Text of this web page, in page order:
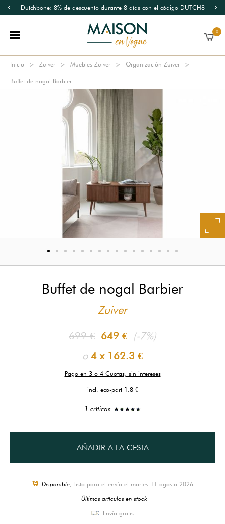
Dutchbone: 8% de descuento durante 8 días con el código DUTCH8
0
Inicio Zuiver Muebles Zuiver Organización Zuiver
Buffet de nogal Barbier
Buffet de nogal Barbier
Zuiver
699 € 649 € (-7%)
o4 x 162.3 €
Pago en 3 o 4 Cuotas, sin intereses
incl. eco-part 1.8 €
1 críticas
AÑADIR A LA CESTA
Disponible, Listo para el envío el martes 11 agosto 2026
Últimos artículos en stock
Envío gratis